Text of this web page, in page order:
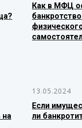
Как в МФЦ
на
13.05.2024
Если
ли